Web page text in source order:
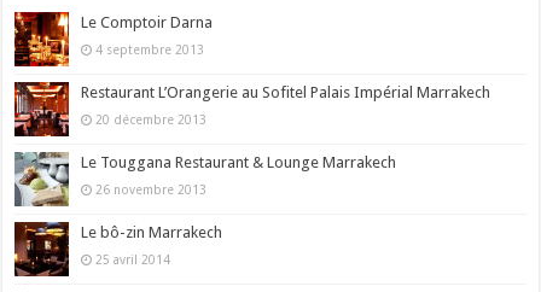
Le Comptoir Darna
4 septembre 2013
Restaurant L’Orangerie au Sofitel Palais Impérial Marrakech
20 décembre 2013
Le Touggana Restaurant & Lounge Marrakech
26 novembre 2013
Le bô-zin Marrakech
25 avril 2014